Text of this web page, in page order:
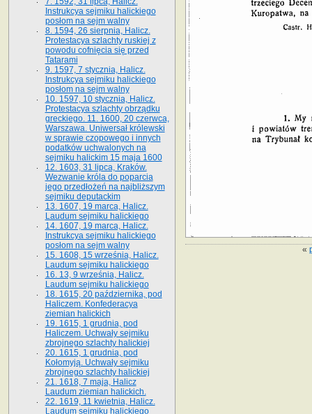
«
Instrukcya sejmiku halickiego
posłom na sejm walny
8. 1594, 26 sierpnia, Halicz.
Protestacya szlachty ruskiej z
powodu cofnięcia się przed
Tatarami
9. 1597, 7 stycznia, Halicz.
Instrukcya sejmiku halickiego
posłom na sejm walny
10. 1597, 10 stycznia, Halicz.
Protestacya szlachty obrządku
greckiego. 11. 1600, 20 czerwca,
Warszawa. Uniwersał królewski
w sprawie czopowego i innych
podatków uchwalonych na
sejmiku halickim 15 maja 1600
12. 1603, 31 lipca, Kraków.
Wezwanie króla do poparcia
jego przedłożeń na najbliższym
sejmiku deputackim
13. 1607, 19 marca, Halicz.
Laudum sejmiku halickiego
14. 1607, 19 marca, Halicz.
Instrukcya sejmiku halickiego
posłom na sejm walny
15. 1608, 15 września, Halicz.
Laudum sejmiku halickiego
16. 13, 9 września, Halicz.
Laudum sejmiku halickiego
18. 1615, 20 października, pod
Haliczem. Konfederacya
ziemian halickich
19. 1615, 1 grudnia, pod
Haliczem. Uchwały sejmiku
zbrojnego szlachty halickiej
20. 1615, 1 grudnia, pod
Kołomyją. Uchwały sejmiku
zbrojnego szlachty halickiej
21. 1618, 7 maja, Halicz
Laudum ziemian halickich.
22. 1619, 11 kwietnia, Halicz.
Laudum sejmiku halickiego